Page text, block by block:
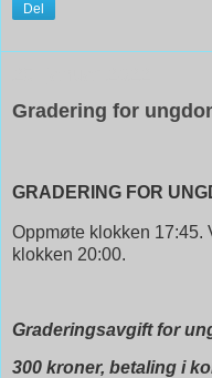
Del
Gradering for
GRADERING FOR
Oppmøte klokken 17:45.
klokken 20:00.
Graderingsavgift for
300 kroner, betaling i